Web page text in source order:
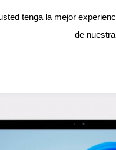
Sobre nosotros
tenga la mejor
de